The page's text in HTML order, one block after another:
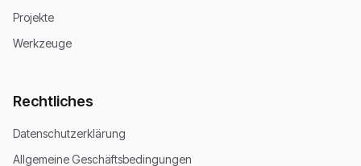
Projekte
Werkzeuge
Rechtliches
Datenschutzerklärung
Allgemeine Geschäftsbedingungen